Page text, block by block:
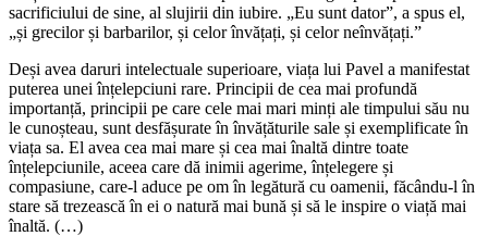
sacrificiului de sine, al slujirii din iubire. „Eu sunt dator”, a spus el,
„și grecilor și barbarilor, și celor învățați, și celor neînvățați.”
Deși avea daruri intelectuale superioare, viața lui Pavel a manifestat
puterea unei înțelepciuni rare. Principii de cea mai profundă
importanță, principii pe care cele mai mari minți ale timpului său nu
le cunoșteau, sunt desfășurate în învățăturile sale și exemplificate în
viața sa. El avea cea mai mare și cea mai înaltă dintre toate
înțelepciunile, aceea care dă inimii agerime, înțelegere și
compasiune, care-l aduce pe om în legătură cu oamenii, făcându-l în
stare să trezească în ei o natură mai bună și să le inspire o viață mai
înaltă. (…)